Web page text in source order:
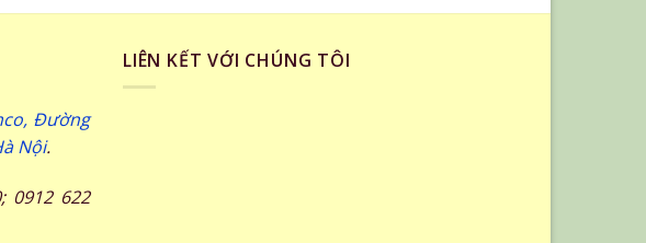
Đường
Nội.
0912 622
LIÊN KẾT VỚI CHÚNG TÔI